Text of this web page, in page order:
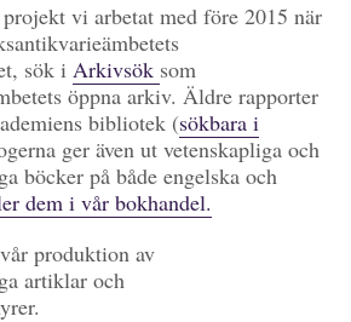
vi arbetat med före 2015 när
sök i Arkivsök som
öppna arkiv. Äldre rapporter
bibliotek (sökbara i
ger även ut vetenskapliga och
böcker på både engelska och
dem i vår bokhandel.
produktion av
artiklar och